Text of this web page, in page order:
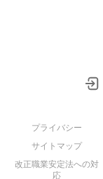
プライバシー
サイトマップ
改正職業安定法への対
応